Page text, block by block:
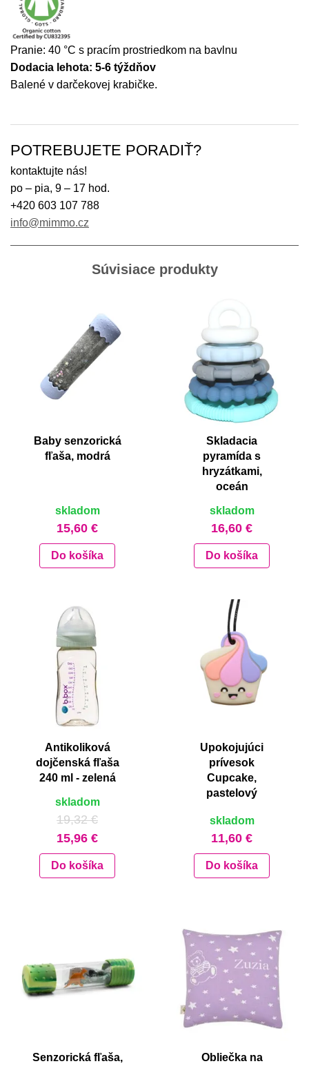
Pranie: 40 °C s pracím prostriedkom na bavlnu
Dodacia lehota: 5-6 týždňov
Balené v darčekovej krabičke.
POTREBUJETE PORADIŤ?
kontaktujte nás!
po – pia, 9 – 17 hod.
+420 603 107 788
info@mimmo.cz
Súvisiace produkty
Baby senzorická
fľaša, modrá
skladom
15,60 €
Do košíka
Skladacia
pyramída s
hryzátkami,
oceán
skladom
16,60 €
Do košíka
Antikoliková
dojčenská fľaša
240 ml - zelená
skladom
19,32 €
15,96 €
Do košíka
Upokojujúci
prívesok
Cupcake,
pastelový
skladom
11,60 €
Do košíka
Senzorická fľaša,
Obliečka na